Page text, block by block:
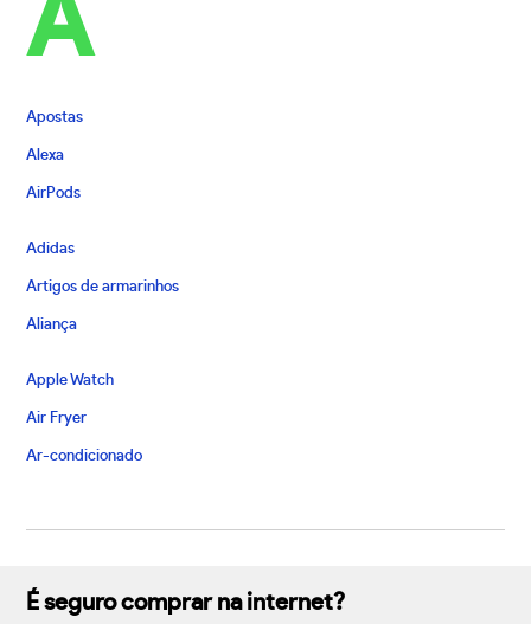
A
Apostas
Alexa
AirPods
Adidas
Artigos de armarinhos
Aliança
Apple Watch
Air Fryer
Ar-condicionado
É seguro comprar na internet?